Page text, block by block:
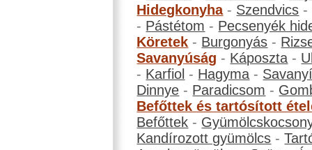
Hidegkonyha- Szendvics -
- Pástétom - Pecsenyék
Köretek - Burgonyás -
Savanyúság - Káposzta -
- Karfiol - Hagyma -
Dinnye - Paradicsom -
Befőttek és tartósított
Befőttek -
Kandírozott gyümölcs -